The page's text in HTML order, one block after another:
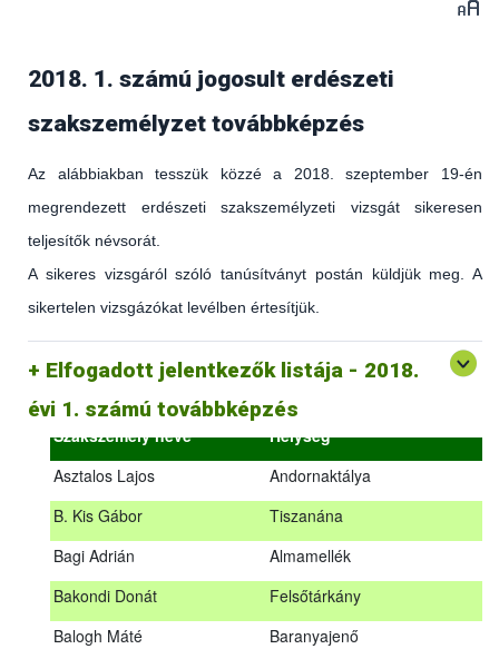
2018. 1. számú jogosult erdészeti
szakszemélyzet továbbképzés
Az alábbiakban tesszük közzé a 2018. szeptember 19-én
megrendezett erdészeti szakszemélyzeti vizsgát sikeresen
teljesítők névsorát.
A sikeres vizsgáról szóló tanúsítványt postán küldjük meg. A
sikertelen vizsgázókat levélben értesítjük.
Elfogadott jelentkezők listája - 2018.
évi 1. számú továbbképzés
(az erdőgazdálkodást és az erdészeti szakirányítást érintő
hatályos jogszabályokról és azok alkalmazásáról szóló
általános továbbképzés)
2018.09.18. – 2018.09.19.
Szakszemély neve
Helység
Asztalos Lajos
Andornaktálya
B. Kis Gábor
Tiszanána
Bagi Adrián
Almamellék
Bakondi Donát
Felsőtárkány
Balogh Máté
Baranyajenő
Az alábbiakban tesszük közzé a 2018. szeptember 19-én
megrendezett erdészeti szakszemélyzeti vizsgát sikeresen
teljesítők névsorát.
A sikeres vizsgáról szóló tanúsítványt postán küldjük meg. A